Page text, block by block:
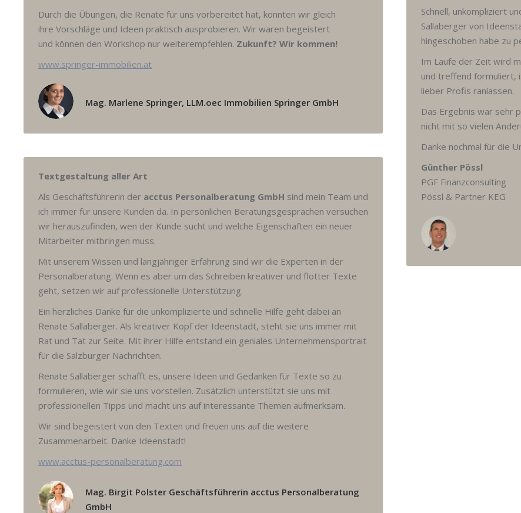
Durch die Übungen, die Renate für uns vorbereitet hat, konnten wir gleich
ihre Vorschläge und Ideen praktisch ausprobieren. Wir waren begeistert
und können den Workshop nur weiterempfehlen. Zukunft? Wir kommen!
www.springer-immobilien.at
Mag. Marlene Springer, LLM.oec Immobilien Springer GmbH
Schnell, unkompliziert
Sallaberger von
hingeschoben habe zu
Im Laufe der Zeit wird
und treffend formuliert,
lieber Profis ranlassen.
Das Ergebnis war sehr
nicht mit so vielen
Danke nochmal für die
Günther Pössl
PGF Finanzconsulting
Pössl & Partner KEG
Textgestaltung aller Art
Als Geschäftsführerin der acctus Personalberatung GmbH sind mein Team und
ich immer für unsere Kunden da. In persönlichen Beratungsgesprächen versuchen
wir herauszufinden, wen der Kunde sucht und welche Eigenschaften ein neuer
Mitarbeiter mitbringen muss.
Mit unserem Wissen und langjähriger Erfahrung sind wir die Experten in der
Personalberatung. Wenn es aber um das Schreiben kreativer und flotter Texte
geht, setzen wir auf professionelle Unterstützung.
Ein herzliches Danke für die unkomplizierte und schnelle Hilfe geht dabei an
Renate Sallaberger. Als kreativer Kopf der Ideenstadt, steht sie uns immer mit
Rat und Tat zur Seite. Mit ihrer Hilfe entstand ein geniales Unternehmensportrait
für die Salzburger Nachrichten.
Renate Sallaberger schafft es, unsere Ideen und Gedanken für Texte so zu
formulieren, wie wir sie uns vorstellen. Zusätzlich unterstützt sie uns mit
professionellen Tipps und macht uns auf interessante Themen aufmerksam.
Wir sind begeistert von den Texten und freuen uns auf die weitere
Zusammenarbeit. Danke Ideenstadt!
www.acctus-personalberatung.com
Mag. Birgit Polster Geschäftsführerin acctus Personalberatung
GmbH